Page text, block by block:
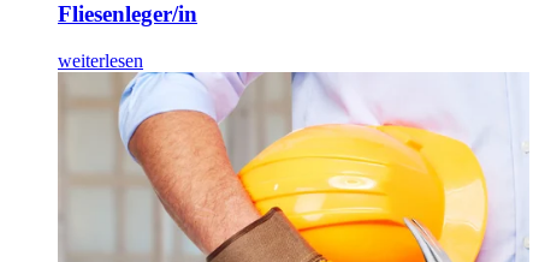
Fliesenleger/in
weiterlesen